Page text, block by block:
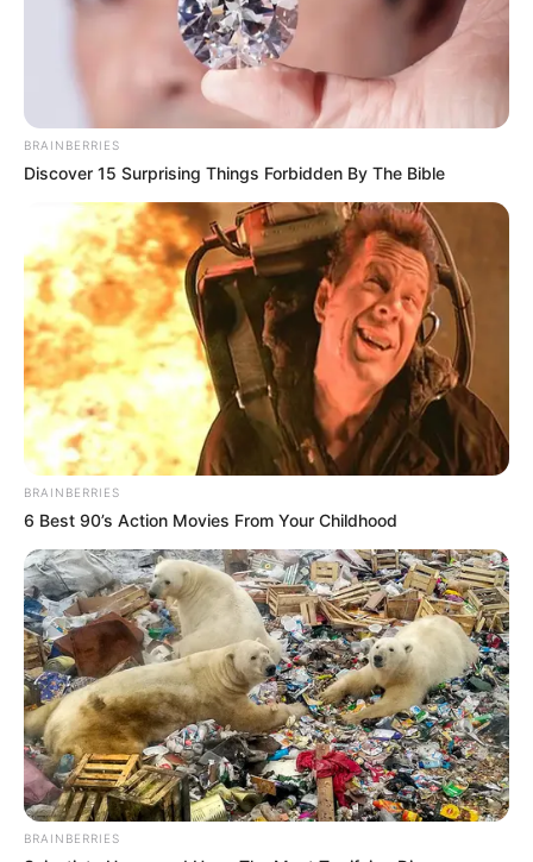
BRAINBERRIES
Discover 15 Surprising Things Forbidden By The Bible
BRAINBERRIES
6 Best 90’s Action Movies From Your Childhood
BRAINBERRIES